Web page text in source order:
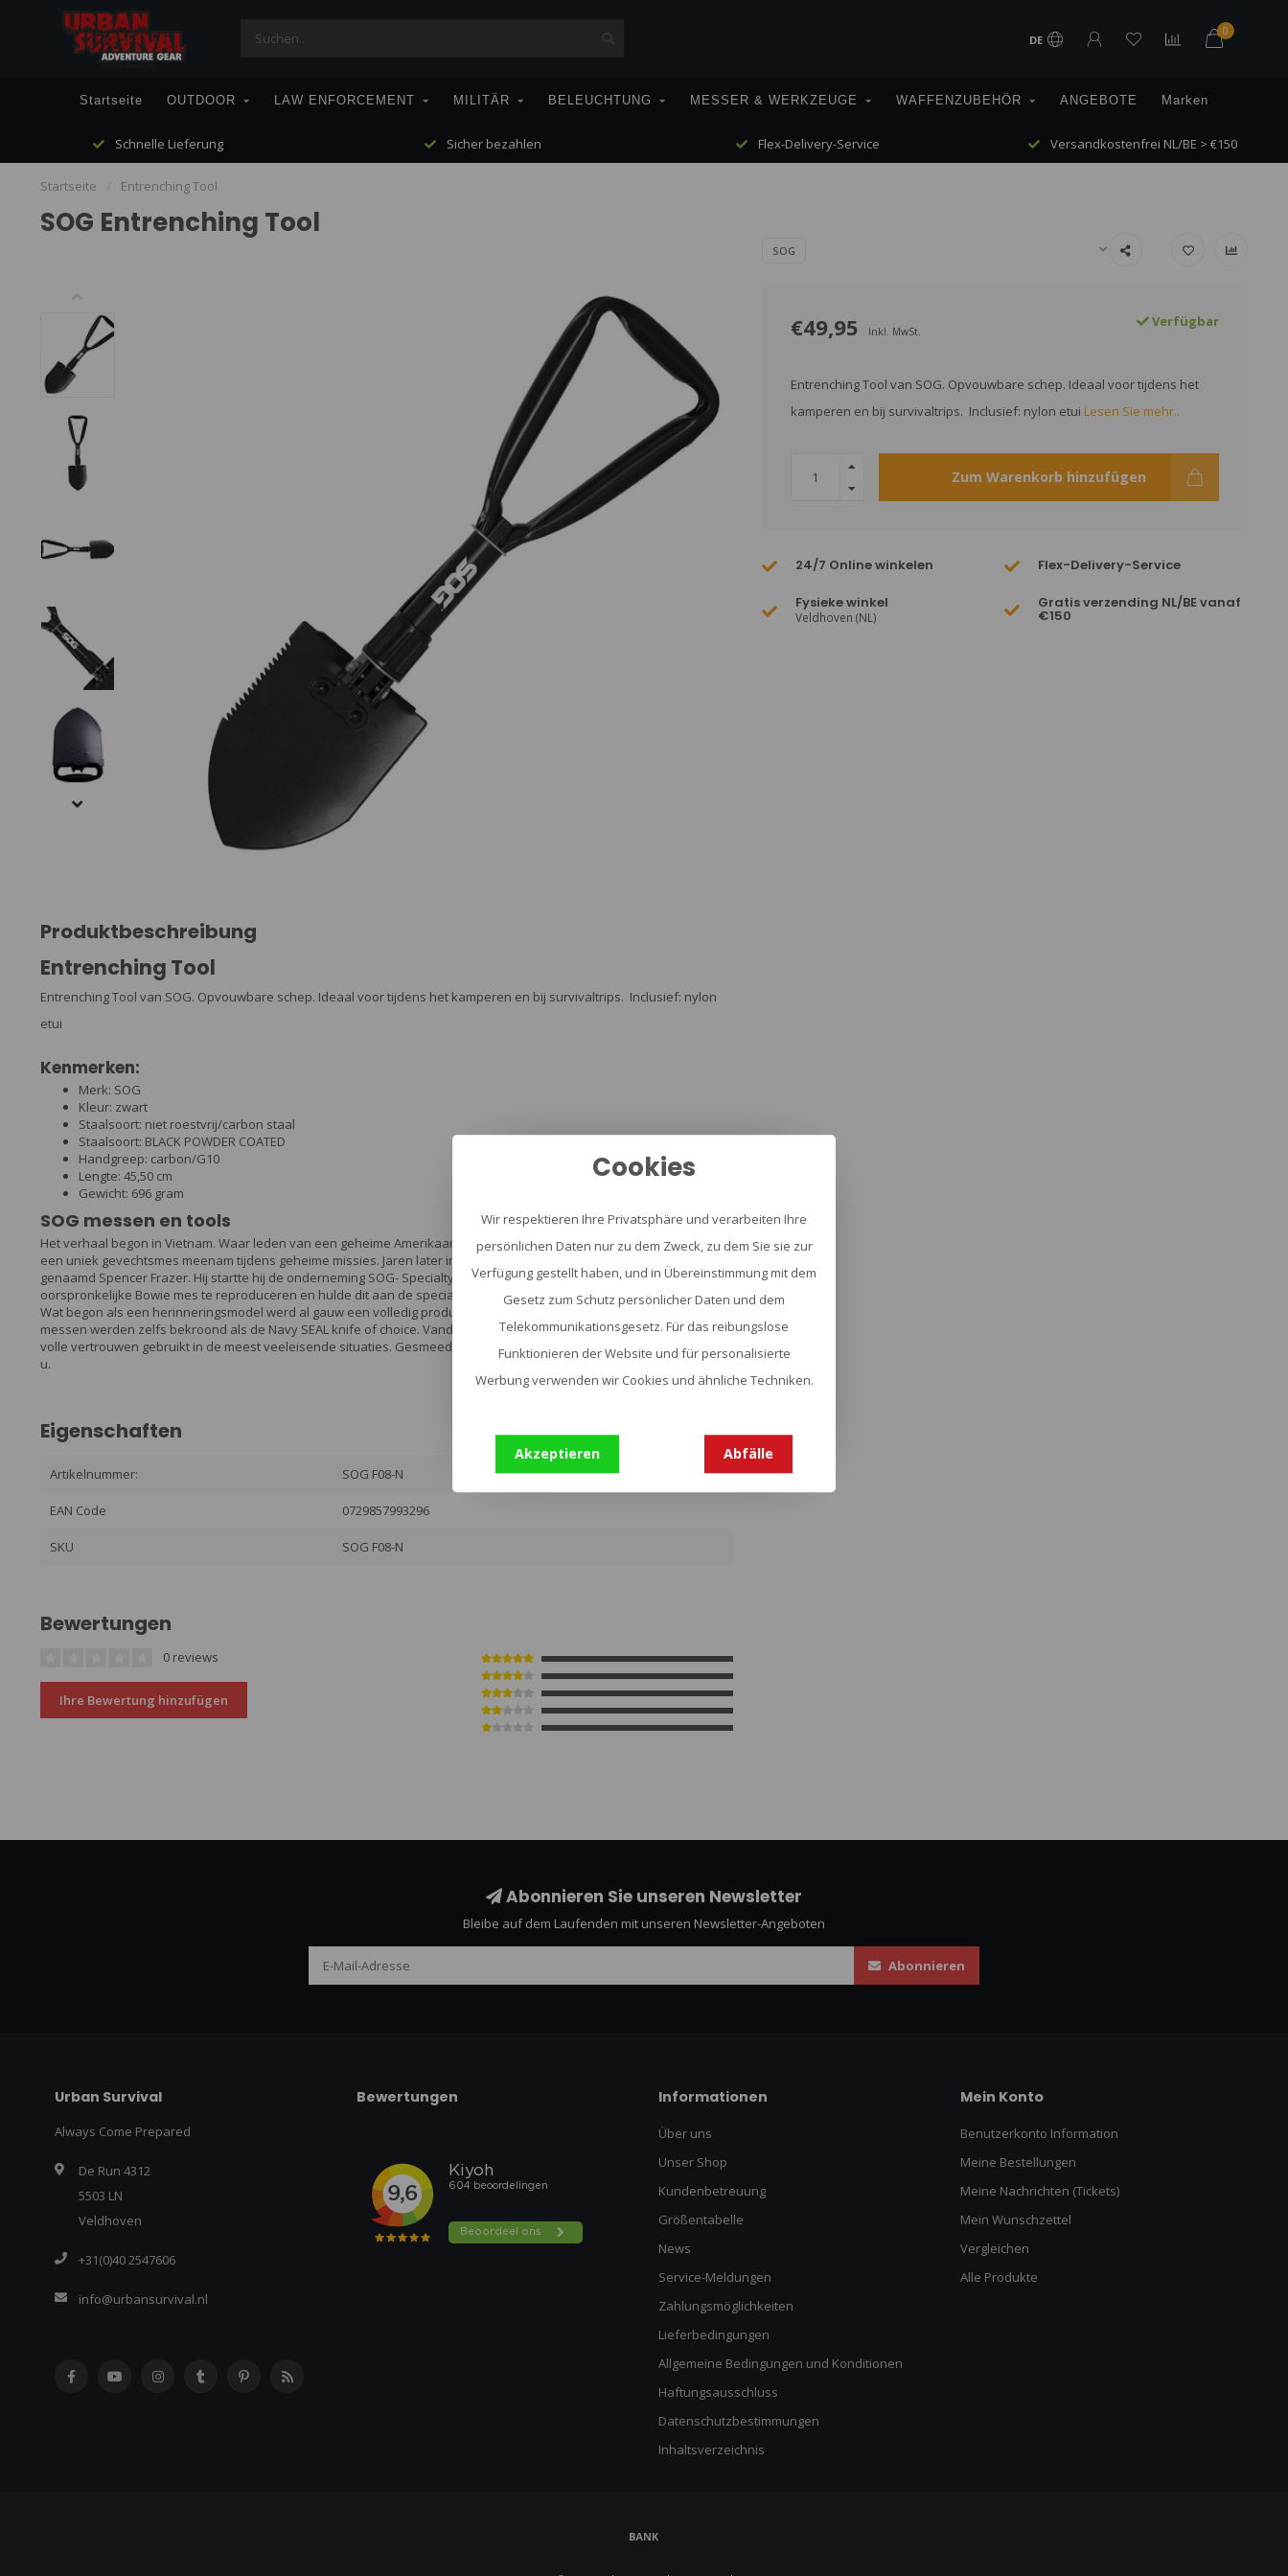
DE
0
Startseite OUTDOOR LAW ENFORCEMENT MILITÄR BELEUCHTUNG MESSER & WERKZEUGE WAFFENZUBEHÖR ANGEBOTE Marken
Schnelle Lieferung Sicher bezahlen Flex-Delivery-Service Versandkostenfrei NL/BE > €150
Startseite Entrenching Tool
SOG Entrenching Tool
SOG
€49,95 Inkl. MwSt.
Verfügbar
Entrenching Tool van SOG. Opvouwbare schep. Ideaal voor tijdens het
kamperen en bij survivaltrips. Inclusief: nylon etui Lesen Sie mehr..
Zum Warenkorb hinzufügen
24/7 Online winkelen Flex-Delivery-Service
Fysieke winkel
Veldhoven (NL)
Gratis verzending NL/BE vanaf
€150
Produktbeschreibung
Entrenching Tool
Entrenching Tool van SOG. Opvouwbare schep. Ideaal voor tijdens het kamperen en bij survivaltrips. Inclusief: nylon
etui
Kenmerken:
Merk: SOG
Kleur: zwart
Staalsoort: niet roestvrij/carbon staal
Staalsoort: BLACK POWDER COATED
Handgreep: carbon/G10
Lengte: 45,50 cm
Gewicht: 696 gram
SOG messen en tools
Het verhaal begon in Vietnam. Waar leden van een geheime Amerikaanse speciale OPS unit, bekend als MACV-SOG,
een uniek gevechtsmes meenam tijdens geheime missies. Jaren later inspireerde dat mes de jonge ontwerper
genaamd Spencer Frazer. Hij startte hij de onderneming SOG- Specialty-Knives in 1986. Zijn missie was om het
oorspronkelijke Bowie mes te reproduceren en hulde dit aan de speciale OPS eenheid die het had gemaakt.
Wat begon als een herinneringsmodel werd al gauw een volledig productlijn van innovatieve messen. Deze
messen werden zelfs bekroond als de Navy SEAL knife of choice. Vandaag de dag worden deze messen met
volle vertrouwen gebruikt in de meest veeleisende situaties. Gesmeed uit traditie, getoetst in het veld, geslepen voor
u.
Eigenschaften
Artikelnummer: SOG F08-N
EAN Code 0729857993296
SKU SOG F08-N
Bewertungen
0 reviews
Ihre Bewertung hinzufügen
Abonnieren Sie unseren Newsletter
Bleibe auf dem Laufenden mit unseren Newsletter-Angeboten
Abonnieren
Urban Survival
Always Come Prepared
De Run 4312
5503 LN
Veldhoven
+31(0)40 2547606
info@urbansurvival.nl
Bewertungen Informationen
Über uns
Unser Shop
Kundenbetreuung
Größentabelle
News
Service-Meldungen
Zahlungsmöglichkeiten
Lieferbedingungen
Allgemeine Bedingungen und Konditionen
Haftungsausschluss
Datenschutzbestimmungen
Inhaltsverzeichnis
Mein Konto
Benutzerkonto Information
Meine Bestellungen
Meine Nachrichten (Tickets)
Mein Wunschzettel
Vergleichen
Alle Produkte
Cookies
Wir respektieren Ihre Privatsphäre und verarbeiten Ihre
persönlichen Daten nur zu dem Zweck, zu dem Sie sie zur
Verfügung gestellt haben, und in Übereinstimmung mit dem
Gesetz zum Schutz persönlicher Daten und dem
Telekommunikationsgesetz. Für das reibungslose
Funktionieren der Website und für personalisierte
Werbung verwenden wir Cookies und ähnliche Techniken.
Akzeptieren Abfälle